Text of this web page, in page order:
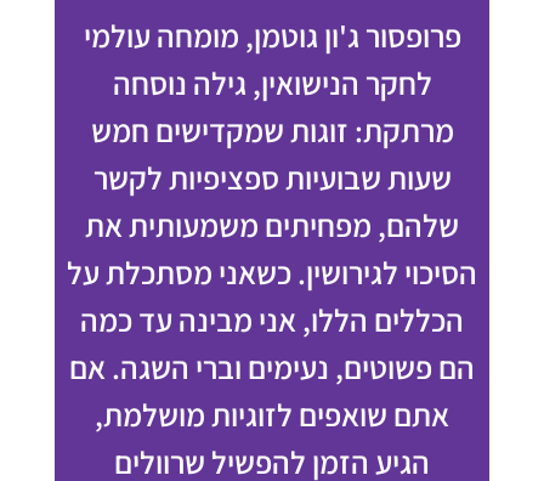
פרופסור ג'ון גוטמן, מומחה עולמי
לחקר הנישואין, גילה נוסחה
מרתקת: זוגות שמקדישים חמש
שעות שבועיות ספציפיות לקשר
שלהם, מפחיתים משמעותית את
הסיכוי לגירושין. כשאני מסתכלת על
הכללים הללו, אני מבינה עד כמה
הם פשוטים, נעימים וברי השגה. אם
אתם שואפים לזוגיות מושלמת,
הגיע הזמן להפשיל שרוולים